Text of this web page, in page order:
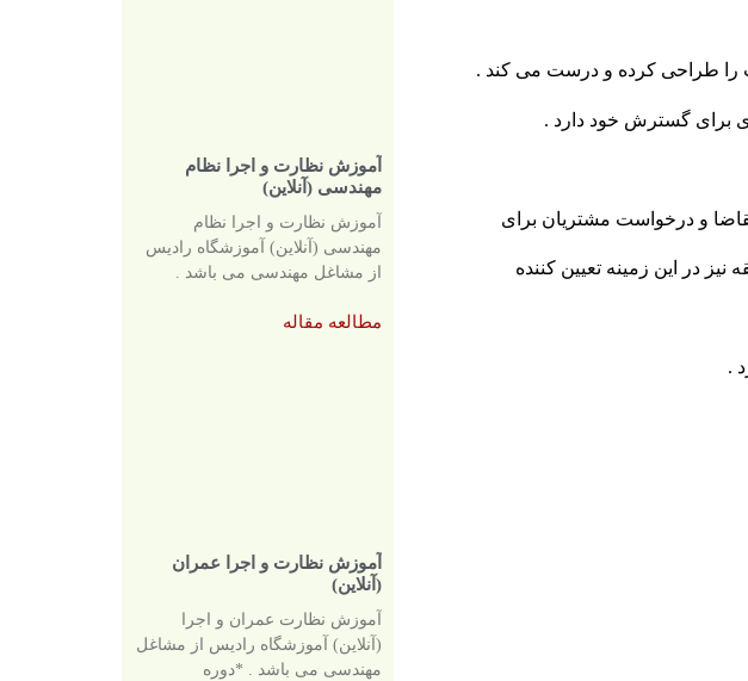
را طراحی کرده و درست می کند .
برای گسترش خود دارد .
و درخواست مشتریان برای
در این زمینه تعیین کننده
.
آموزش نظارت و اجرا نظام
مهندسی (آنلاین)
آموزش نظارت و اجرا نظام
مهندسی (آنلاین) آموزشگاه رادیس
از مشاغل مهندسی می باشد .
مطالعه مقاله
آموزش نظارت و اجرا عمران
(آنلاین)
آموزش نظارت عمران و اجرا
(آنلاین) آموزشگاه رادیس از مشاغل
مهندسی می باشد . *دوره